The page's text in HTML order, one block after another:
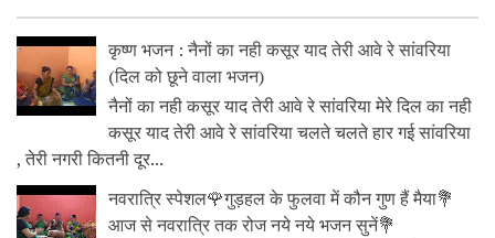
कृष्ण भजन : नैनों का नही कसूर याद तेरी आवे रे सांवरिया
(दिल को छूने वाला भजन)
नैनों का नही कसूर याद तेरी आवे रे सांवरिया मेरे दिल का नही
कसूर याद तेरी आवे रे सांवरिया चलते चलते हार गई सांवरिया
, तेरी नगरी कितनी दूर...
नवरात्रि स्पेशल🌹गुड़हल के फुलवा में कौन गुण हैं मैया💐
आज से नवरात्रि तक रोज नये नये भजन सुनें💐